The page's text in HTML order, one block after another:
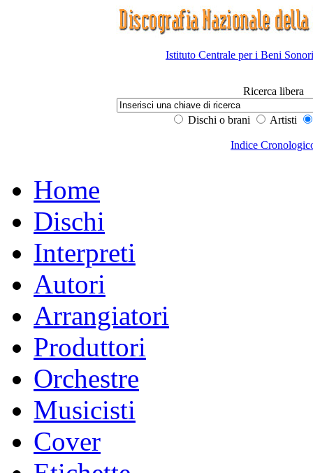
Istituto Centrale per i Beni
Ricerca libera
Dischi o brani Artisti
Indice
Home
Dischi
Interpreti
Autori
Arrangiatori
Produttori
Orchestre
Musicisti
Cover